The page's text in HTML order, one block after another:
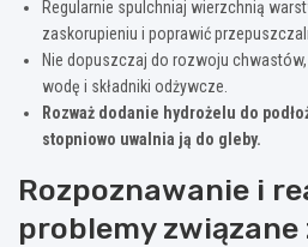
Regularnie spulchniaj wierzchnią
zaskorupieniu i poprawić
Nie dopuszczaj do rozwoju
wodę i składniki odżywcze.
Rozważ dodanie hydrożelu do
stopniowo uwalnia ją do gleby.
Rozpoznawanie i
problemy związane